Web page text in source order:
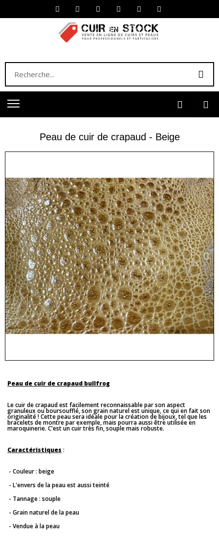
Peau de cuir de crapaud - Beige
Peau de cuir de crapaud bullfrog
Le cuir de crapaud est facilement reconnaissable par son aspect
granuleux ou boursoufflé, son grain naturel est unique, ce qui en fait son
originalité ! Cette peau sera idéale pour la création de bijoux, tel que les
bracelets de montre par exemple, mais pourra aussi être utilisée en
maroquinerie. C'est un cuir très fin, souple mais robuste.
Caractéristiques :
- Couleur : beige
- L'envers de la peau est aussi teinté
- Tannage : souple
- Grain naturel de la peau
- Vendue à la peau